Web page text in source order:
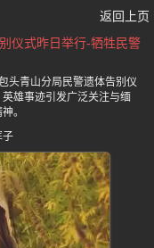
返回上页
仪式昨日举行-牺牲民警
头青山分局民警遗体告别仪
雄事迹引发广泛关注与缅
。
子